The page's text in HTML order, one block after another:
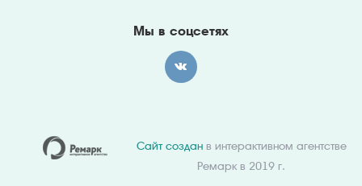
Мы в соцсетях
Сайт созданв интерактивном агентстве
Ремарк в 2019 г.